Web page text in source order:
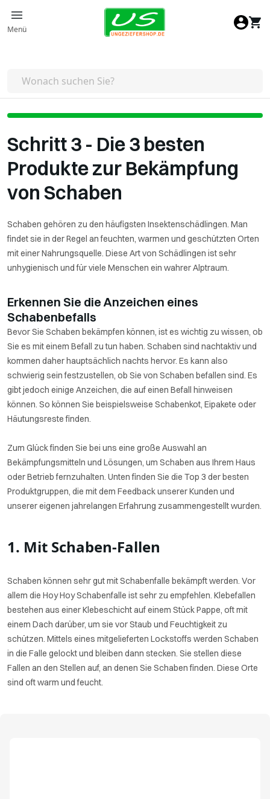
Menü
Schritt 3 - Die 3 besten
Produkte zur Bekämpfung
von Schaben
Schaben gehören zu den häufigsten Insektenschädlingen. Man
findet sie in der Regel an feuchten, warmen und geschützten Orten
mit einer Nahrungsquelle. Diese Art von Schädlingen ist sehr
unhygienisch und für viele Menschen ein wahrer Alptraum.
Erkennen Sie die Anzeichen eines
Schabenbefalls
Bevor Sie Schaben bekämpfen können, ist es wichtig zu wissen, ob
Sie es mit einem Befall zu tun haben. Schaben sind nachtaktiv und
kommen daher hauptsächlich nachts hervor. Es kann also
schwierig sein festzustellen, ob Sie von Schaben befallen sind. Es
gibt jedoch einige Anzeichen, die auf einen Befall hinweisen
können. So können Sie beispielsweise Schabenkot, Eipakete oder
Häutungsreste finden.
Zum Glück finden Sie bei uns eine große Auswahl an
Bekämpfungsmitteln und Lösungen, um Schaben aus Ihrem Haus
oder Betrieb fernzuhalten. Unten finden Sie die Top 3 der besten
Produktgruppen, die mit dem Feedback unserer Kunden und
unserer eigenen jahrelangen Erfahrung zusammengestellt wurden.
1. Mit Schaben-Fallen
Schaben können sehr gut mit Schabenfalle bekämpft werden. Vor
allem die Hoy Hoy Schabenfalle ist sehr zu empfehlen. Klebefallen
bestehen aus einer Klebeschicht auf einem Stück Pappe, oft mit
einem Dach darüber, um sie vor Staub und Feuchtigkeit zu
schützen. Mittels eines mitgelieferten Lockstoffs werden Schaben
in die Falle gelockt und bleiben dann stecken. Sie stellen diese
Fallen an den Stellen auf, an denen Sie Schaben finden. Diese Orte
sind oft warm und feucht.